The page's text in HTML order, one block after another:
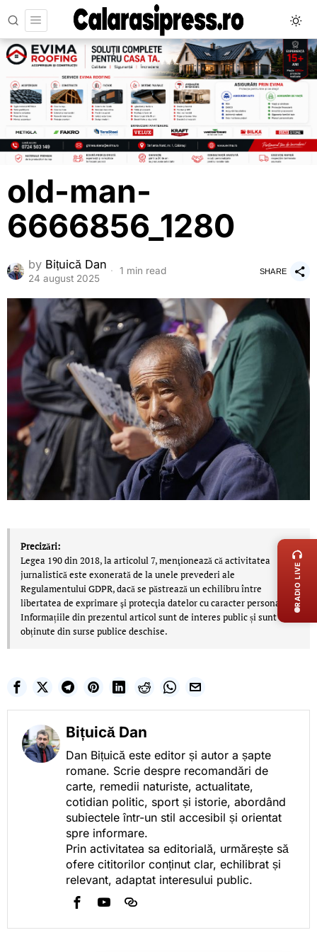
old-man-
6666856_1280
by Bițuică Dan
24 august 2025
1 min read SHARE
Precizări:
Legea 190 din 2018, la articolul 7, menţionează că activitatea
jurnalistică este exonerată de la unele prevederi ale
Regulamentului GDPR, dacă se păstrează un echilibru între
libertatea de exprimare şi protecţia datelor cu caracter personal.
Informațiile din prezentul articol sunt de interes public și sunt
obținute din surse publice deschise.
Bițuică Dan
Dan Bițuică este editor și autor a șapte
romane. Scrie despre recomandări de
carte, remedii naturiste, actualitate,
cotidian politic, sport și istorie, abordând
subiectele într-un stil accesibil și orientat
spre informare.
Prin activitatea sa editorială, urmărește să
ofere cititorilor conținut clar, echilibrat și
relevant, adaptat interesului public.
RADIO LIVE